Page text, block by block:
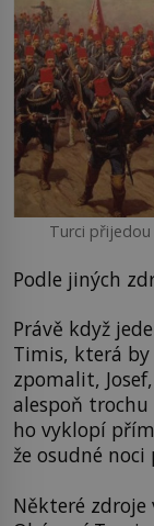
Turci přijedou
Podle jiných
Právě když
Timis, která
zpomalit,
alespoň
ho vyklopí
že osudné
Některé zdroje